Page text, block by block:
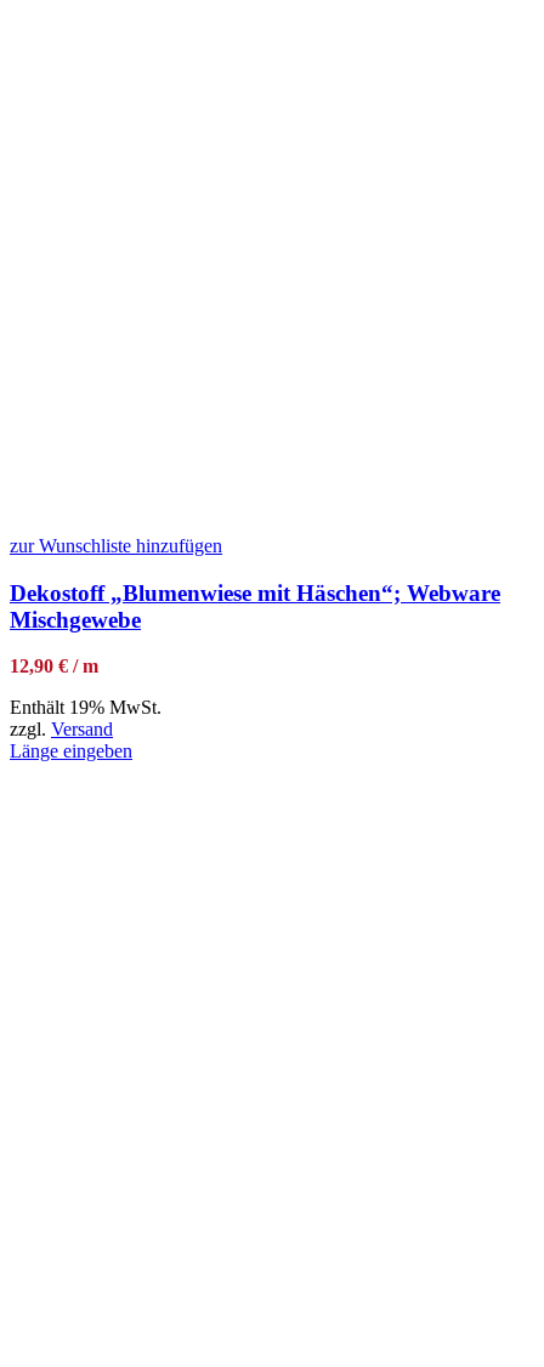
zur Wunschliste hinzufügen
Dekostoff „Blumenwiese mit Häschen“; Webware
Mischgewebe
12,90 € / m
Enthält 19% MwSt.
zzgl. Versand
Länge eingeben